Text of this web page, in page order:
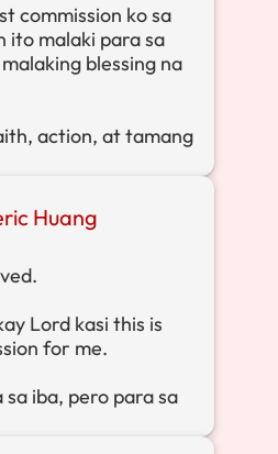
commission ko sa
ito malaki para sa
blessing na
action, at tamang
Huang
Lord kasi this is
for me.
iba, pero para sa